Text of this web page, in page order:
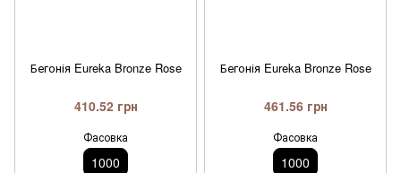
Бегонія Eureka Bronze Rose
410.52 грн
Фасовка
1000
Бегонія Eureka Bronze Rose
461.56 грн
Фасовка
1000